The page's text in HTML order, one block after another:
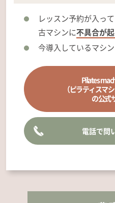
レッスン予約が入っ
古マシンに不具合が
今導入しているマシ
Pilates
（ピラティスマ
の公式
電話で問